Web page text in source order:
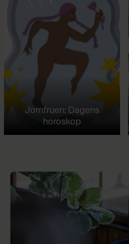
Jomfruen: Dagens
horoskop